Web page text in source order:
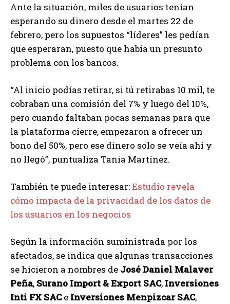
Ante la situación, miles de usuarios tenían
esperando su dinero desde el martes 22 de
febrero, pero los supuestos “líderes” les pedían
que esperaran, puesto que había un presunto
problema con los bancos.
“Al inicio podías retirar, si tú retirabas 10 mil, te
cobraban una comisión del 7% y luego del 10%,
pero cuando faltaban pocas semanas para que
la plataforma cierre, empezaron a ofrecer un
bono del 50%, pero ese dinero solo se veía ahí y
no llegó”, puntualiza Tania Martínez.
También te puede interesar:Estudio revela
cómo impacta de la privacidad de los datos de
los usuarios en los negocios
Según la información suministrada por los
afectados, se indica que algunas transacciones
se hicieron a nombres de José Daniel Malaver
Peña, Surano Import & Export SAC, Inversiones
Inti FX SACe Inversiones Menpizcar SAC,